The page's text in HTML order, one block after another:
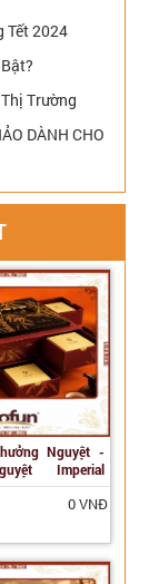
Tết 2024
Trường
DÀNH CHO
Nguyệt -
Imperial
0 VNĐ